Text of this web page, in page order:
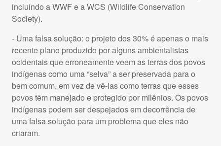
incluindo aWWFe aWCS (Wildlife Conservation
Society).
- Uma falsa solução: o projeto dos 30% é apenas o mais
recente plano produzido por alguns ambientalistas
ocidentais que erroneamente veem as terras dos povos
indígenas como uma “selva” a ser preservada para o
bem comum, em vez de vê-las como terras que esses
povos têm manejado e protegido por milênios. Os povos
indígenas podem ser despejados em decorrência de
uma falsa solução para um problema que eles não
criaram.